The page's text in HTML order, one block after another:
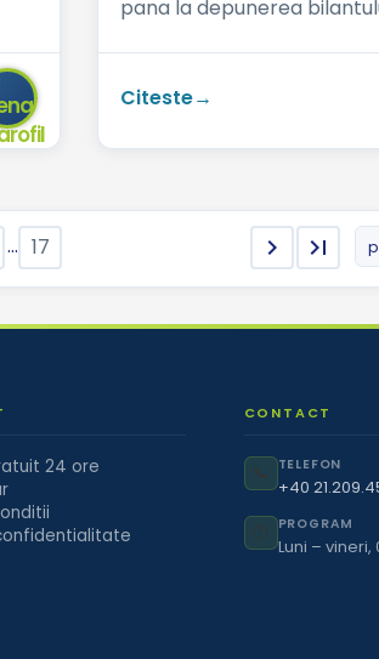
pana la depunerea
Citeste
... 17 

24 ore
CONTACT
TELEFON
+40
PROGRAM
Luni – vineri,